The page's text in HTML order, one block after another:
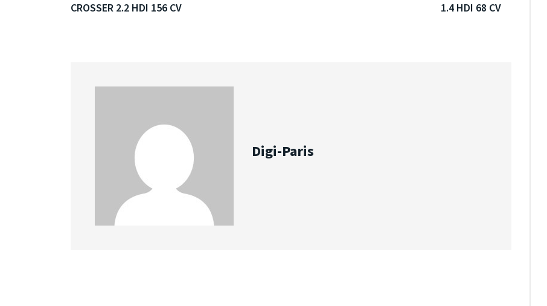
CROSSER 2.2 HDI 156 CV
1.4 HDI 68 CV
Digi-Paris